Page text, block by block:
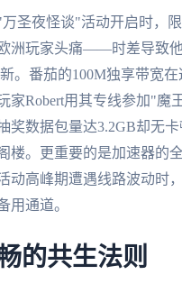
圣夜怪谈"活动开启时，
洲玩家头痛——时差导致
。番茄的100M独享带宽
家Robert用其专线参加"魔
奖数据包量达3.2GB却无
楼。更重要的是加速器的
动高峰期遭遇线路波动时
用通道。
的共生法则